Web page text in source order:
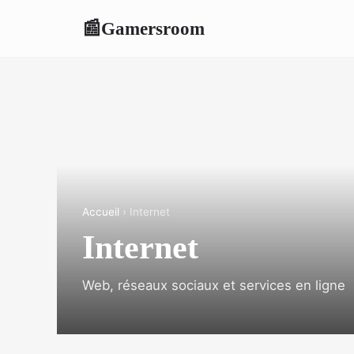
📰Gamersroom
Accueil › Internet
Internet
Web, réseaux sociaux et services en ligne